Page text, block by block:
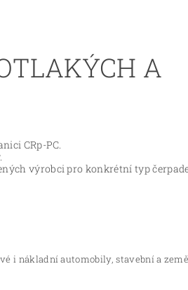
A
CRp-PC.
výrobci pro konkrétní typ
i nákladní automobily, stavební a